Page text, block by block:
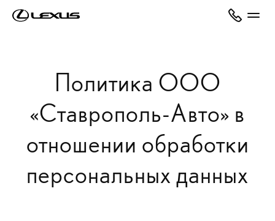
Политика ООО
«Ставрополь-Авто» в
отношении обработки
персональных данных